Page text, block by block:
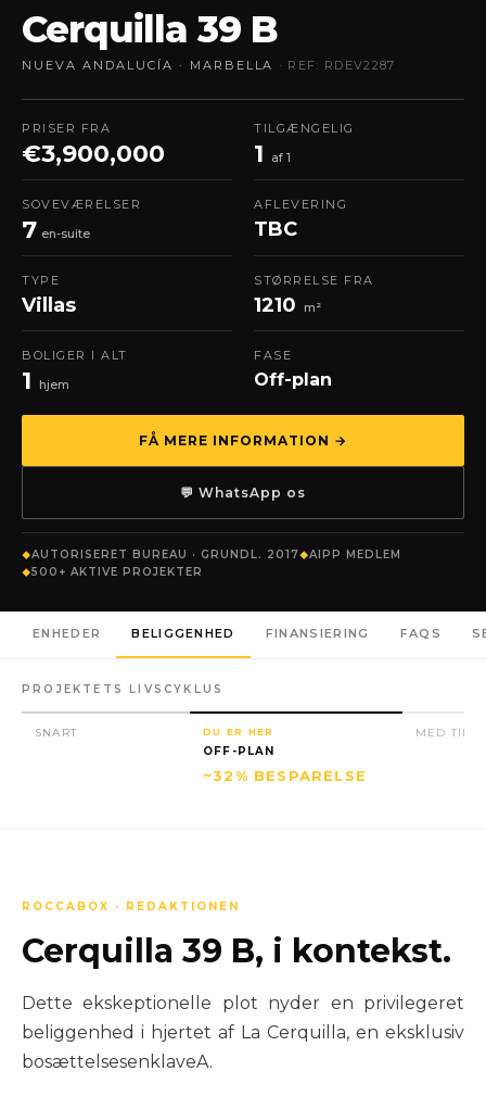
Cerquilla 39 B
NUEVA ANDALUCÍA · MARBELLA · REF: RDEV2287
PRISER FRA
€3,900,000
TILGÆNGELIG
1 af 1
SOVEVÆRELSER
7 en-suite
AFLEVERING
TBC
TYPE
Villas
STØRRELSE FRA
1210 m²
BOLIGER I ALT
1 hjem
FASE
Off-plan
FÅ MERE INFORMATION →
💬 WhatsApp os
AUTORISERET BUREAU · GRUNDL. 2017
AIPP MEDLEM
500+ AKTIVE PROJEKTER
ENHEDER BELIGGENHED FINANSIERING FAQS
PROJEKTETS LIVSCYKLUS
SNART DU ER HER
OFF-PLAN
~32% BESPARELSE
MED
ROCCABOX · REDAKTIONEN
Cerquilla 39 B, i kontekst.
Dette ekskeptionelle plot nyder en privilegeret
beliggenhed i hjertet af La Cerquilla, en eksklusiv
bosættelsesenklaveA.